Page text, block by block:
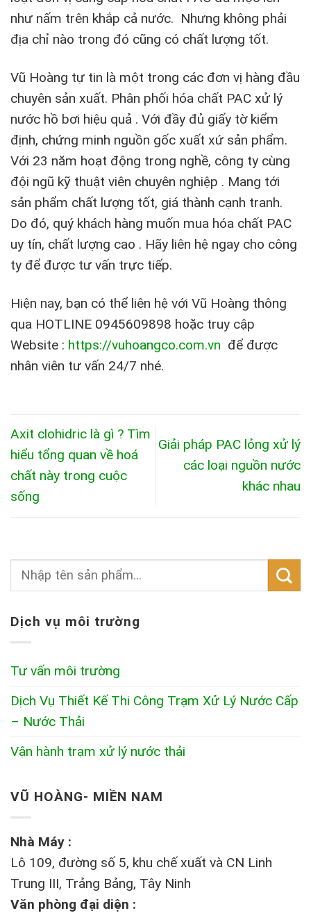
như nấm trên khắp cả nước. Nhưng không phải
địa chỉ nào trong đó cũng có chất lượng tốt.
Vũ Hoàng tự tin là một trong các đơn vị hàng đầu
chuyên sản xuất. Phân phối hóa chất PAC xử lý
nước hồ bơi hiệu quả . Với đầy đủ giấy tờ kiểm
định, chứng minh nguồn gốc xuất xứ sản phẩm.
Với 23 năm hoạt động trong nghề, công ty cùng
đội ngũ kỹ thuật viên chuyên nghiệp . Mang tới
sản phẩm chất lượng tốt, giá thành cạnh tranh.
Do đó, quý khách hàng muốn mua hóa chất PAC
uy tín, chất lượng cao . Hãy liên hệ ngay cho công
ty để được tư vấn trực tiếp.
Hiện nay, bạn có thể liên hệ với Vũ Hoàng thông
qua HOTLINE 0945609898 hoặc truy cập
Website : https://vuhoangco.com.vn để được
nhân viên tư vấn 24/7 nhé.
Axit clohidric là gì ? Tìm
hiểu tổng quan về hoá
chất này trong cuộc
sống
Giải pháp PAC lỏng xử lý
các loại nguồn nước
khác nhau
Dịch vụ môi trường
Tư vấn môi trường
Dịch Vụ Thiết Kế Thi Công Trạm Xử Lý Nước Cấp
– Nước Thải
Vận hành trạm xử lý nước thải
VŨ HOÀNG- MIỀN NAM
Nhà Máy :
Lô 109, đường số 5, khu chế xuất và CN Linh
Trung III, Trảng Bảng, Tây Ninh
Văn phòng đại diện :